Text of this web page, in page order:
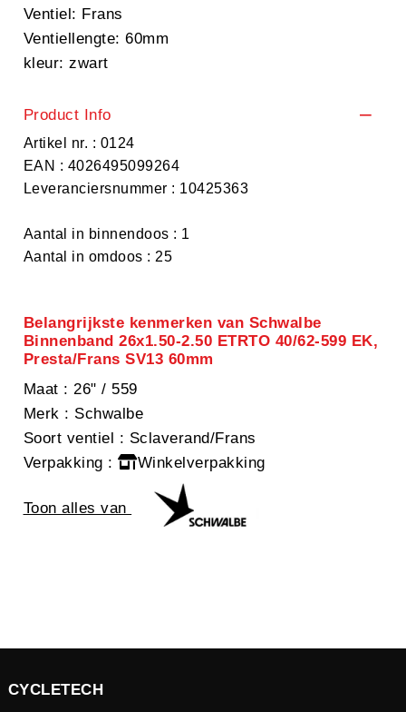
Ventiel: Frans
Ventiellengte: 60mm
kleur: zwart
Product Info
Artikel nr. : 0124
EAN : 4026495099264
Leveranciersnummer : 10425363
Aantal in binnendoos : 1
Aantal in omdoos : 25
Belangrijkste kenmerken van Schwalbe
Binnenband 26x1.50-2.50 ETRTO 40/62-599 EK,
Presta/Frans SV13 60mm
Maat : 26" / 559
Merk : Schwalbe
Soort ventiel : Sclaverand/Frans
Verpakking : Winkelverpakking
Toon alles van
CYCLETECH